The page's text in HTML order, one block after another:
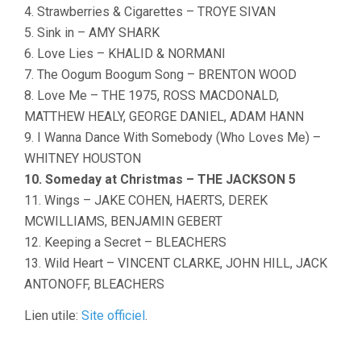
4. Strawberries & Cigarettes – TROYE SIVAN
5. Sink in – AMY SHARK
6. Love Lies – KHALID & NORMANI
7. The Oogum Boogum Song – BRENTON WOOD
8. Love Me – THE 1975, ROSS MACDONALD,
MATTHEW HEALY, GEORGE DANIEL, ADAM HANN
9. I Wanna Dance With Somebody (Who Loves Me) –
WHITNEY HOUSTON
10. Someday at Christmas – THE JACKSON 5
11. Wings – JAKE COHEN, HAERTS, DEREK
MCWILLIAMS, BENJAMIN GEBERT
12. Keeping a Secret – BLEACHERS
13. Wild Heart – VINCENT CLARKE, JOHN HILL, JACK
ANTONOFF, BLEACHERS
Lien utile: Site officiel.